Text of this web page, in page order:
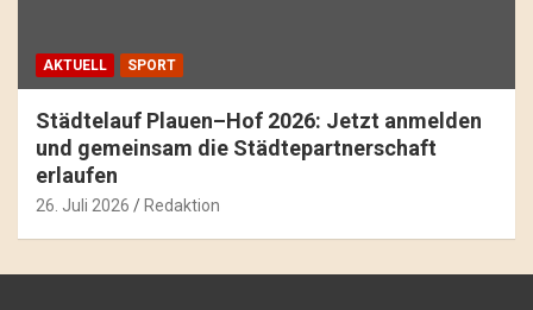
AKTUELL SPORT
Städtelauf Plauen–Hof 2026: Jetzt anmelden
und gemeinsam die Städtepartnerschaft
erlaufen
26. Juli 2026 Redaktion